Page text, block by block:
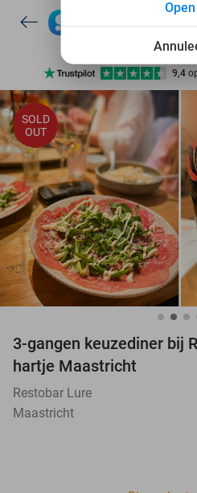
10+
9,4
Ontdek
7 dagen per
10+
SOLD
OUT
3-gangen keuzediner bij
hartje Maastricht
Restobar Lure
Maastricht
Open